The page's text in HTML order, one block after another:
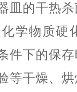
皿的干热
学物质硬
件下的保
等干燥、